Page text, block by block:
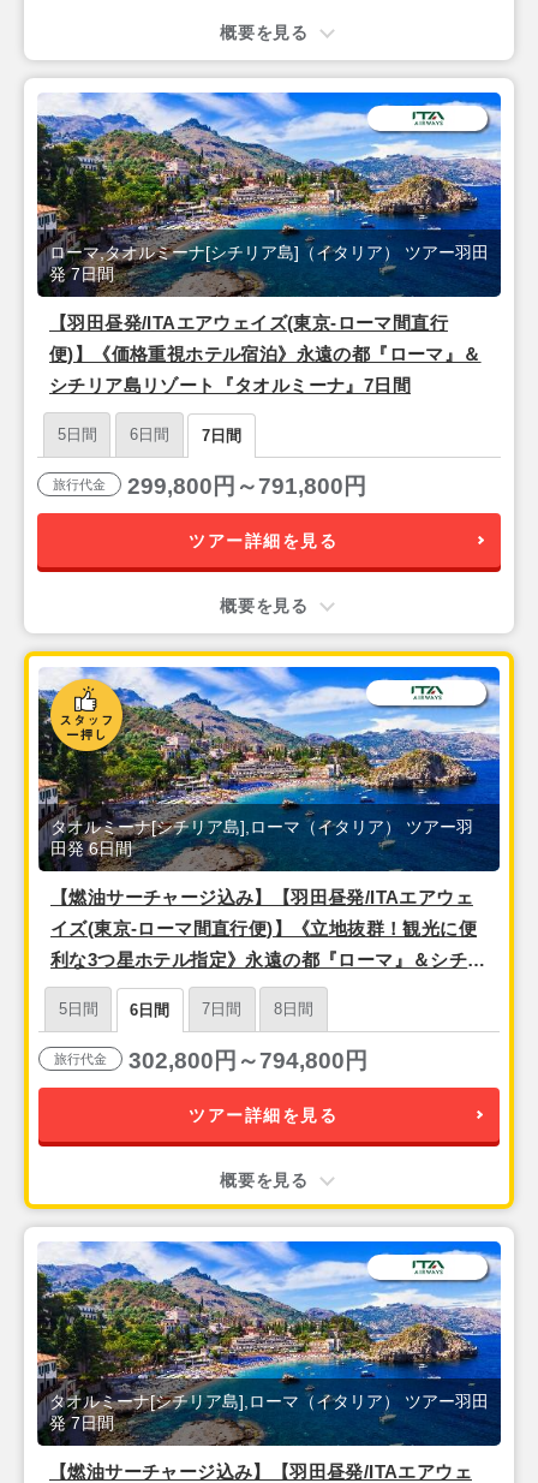
概要を見る
【羽田昼発/ITAエアウェイズ(東京-ローマ間直行
便)】《価格重視ホテル宿泊》永遠の都『ローマ』＆
シチリア島リゾート『タオルミーナ』7日間
ローマ,タオルミーナ[シチリア島]（イタリア） ツアー羽田
発 7日間
5日間 6日間 7日間
旅行代金 299,800円～791,800円
ツアー詳細を見る
概要を見る
【燃油サーチャージ込み】【羽田昼発/ITAエアウェ
イズ(東京-ローマ間直行便)】《立地抜群！観光に便
利な3つ星ホテル指定》永遠の都『ローマ』＆シチリ
ア島リゾート『タオルミーナ』6日間
タオルミーナ[シチリア島],ローマ（イタリア） ツアー羽
田発 6日間
5日間 6日間 7日間 8日間
旅行代金 302,800円～794,800円
ツアー詳細を見る
概要を見る
【燃油サーチャージ込み】【羽田昼発/ITAエアウェ
タオルミーナ[シチリア島],ローマ（イタリア） ツアー羽田
発 7日間